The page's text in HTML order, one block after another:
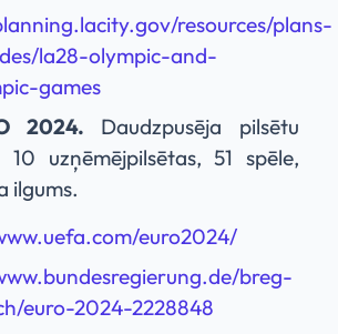
resources/plans-
la28-olympic-and-
games
2024. Daudzpusēja pilsētu
10 uzņēmējpilsētas, 51 spēle,
ilgums.
euro2024/
breg-
euro-2024-2228848